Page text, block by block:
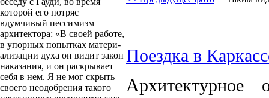
которой его потряс
вдумчивый пессимизм
архитектора: «В своей работе,
в упорных попытках матери­
ализации духа он видит закон
наказания, и он раскрывает
себя в нем. Я не мог скрыть
своего неодобрения такого
Поездка в
Архитектурное